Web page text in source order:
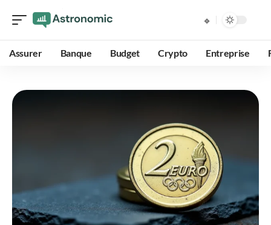
Assurer Banque Budget Crypto Entreprise